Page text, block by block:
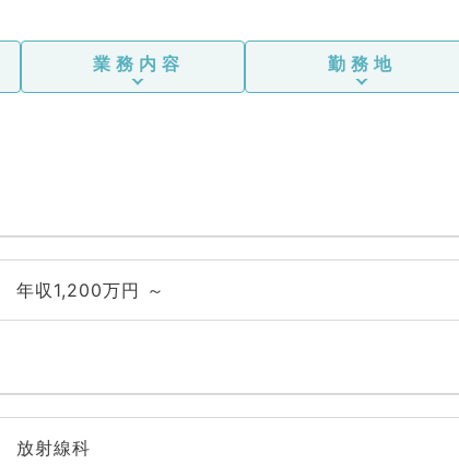
業務内容 勤務地
年収1,200万円 ～
放射線科